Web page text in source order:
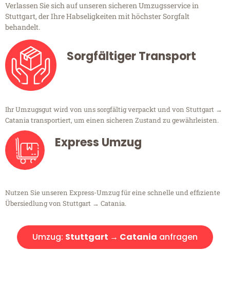
Verlassen Sie sich auf unseren sicheren Umzugsservice in
Stuttgart, der Ihre Habseligkeiten mit höchster Sorgfalt
behandelt.
Sorgfältiger Transport
Ihr Umzugsgut wird von uns sorgfältig verpackt und von Stuttgart →
Catania transportiert, um einen sicheren Zustand zu gewährleisten.
Express Umzug
Nutzen Sie unseren Express-Umzug für eine schnelle und effiziente
Übersiedlung von Stuttgart → Catania.
Umzug: Stuttgart → Catania anfragen